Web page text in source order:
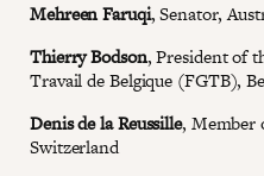
Mehreen Faruqi, Senator,
Thierry Bodson, President of
Travail de Belgique (FGTB),
Denis de la Reussille, Member
Switzerland